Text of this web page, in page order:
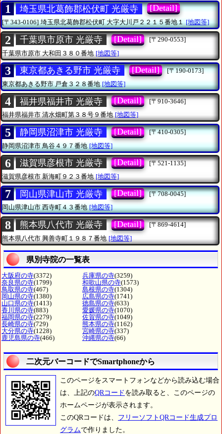
1 埼玉県北葛飾郡松伏町 光厳寺 [Detail]
[〒343-0106] 埼玉県北葛飾郡松伏町大字大川戸２２１５番地１ [地図等]
2 千葉県市原市 光厳寺 [Detail]
[〒290-0553]
千葉県市原市 大和田３８０番地 [地図等]
3 東京都あきる野市 光厳寺 [Detail]
[〒190-0173]
東京都あきる野市戸倉３２８番地 [地図等]
4 福井県福井市 光厳寺 [Detail]
[〒910-3646]
福井県福井市清水畑町第３８号９番地 [地図等]
5 静岡県沼津市 光厳寺 [Detail]
[〒410-0305]
静岡県沼津市鳥谷４９７番地 [地図等]
6 滋賀県彦根市 光厳寺 [Detail]
[〒521-1135]
滋賀県彦根市 新海町９２３番地 [地図等]
7 岡山県津山市 光厳寺 [Detail]
[〒708-0045]
岡山県津山市西寺町４３番地 [地図等]
8 熊本県八代市 光厳寺 [Detail]
[〒869-4614]
熊本県八代市 興善寺町１９８７番地 [地図等]
県別寺院の一覧表
大阪府の寺(3372) 兵庫県の寺(3259)
奈良県の寺(1799) 和歌山県の寺(1573)
鳥取県の寺(467) 島根県の寺(1304)
岡山県の寺(1380) 広島県の寺(1741)
山口県の寺(1413) 徳島県の寺(633)
香川県の寺(883) 愛媛県の寺(1070)
福岡県の寺(2279) 佐賀県の寺(1049)
長崎県の寺(729) 熊本県の寺(1162)
大分県の寺(1228) 宮崎県の寺(337)
鹿児島県の寺(466) 沖縄県の寺(66)
二次元バーコードでSmartphoneから
このページをスマートフォンなどから読み込む場合
は、上記のQRコード を読み取ると、このページの
ホームページが表示されます。
このQRコードは、 フリーソフトQRコード生成プロ
グラムで作りました。